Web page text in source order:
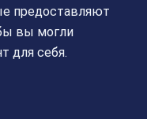
предоставляют
вы могли
для себя.